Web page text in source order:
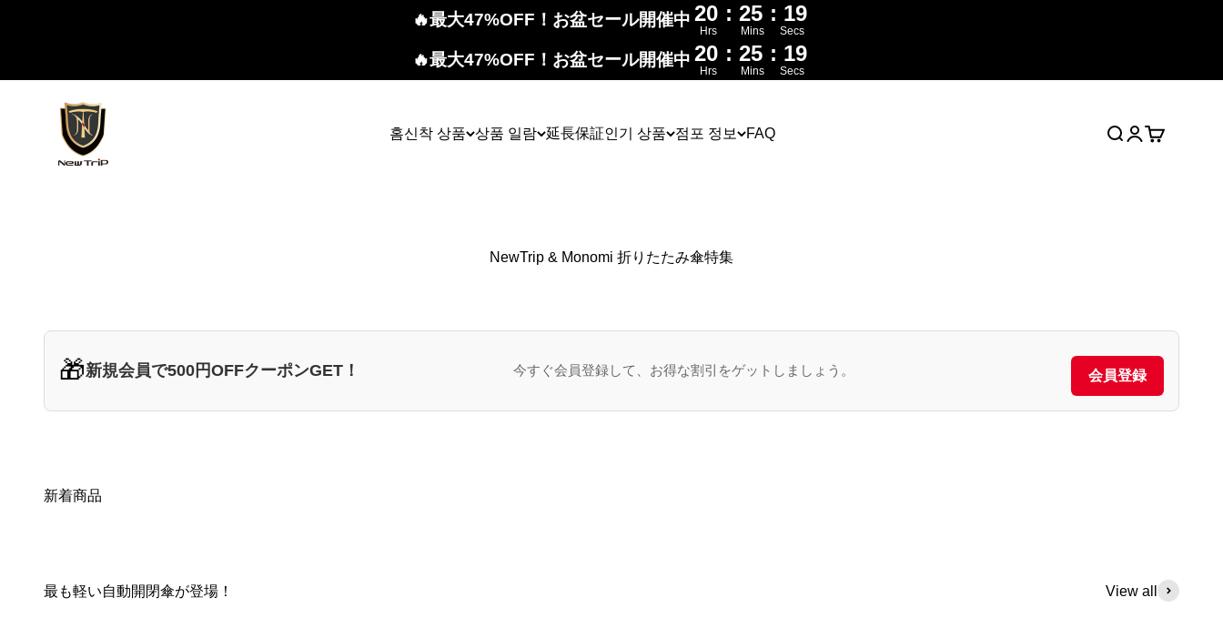
🔥最大47%OFF！お盆セール開催中 20 : 25 : 18
Hrs Mins Secs
🔥最大47%OFF！お盆セール開催中 20 : 25 : 18
Hrs Mins Secs
홈신착 상품 상품 일람 延長保証인기 상품 점포 정보 FAQ
New Trip
검색로그인장바구니
NewTrip & Monomi 折りたたみ傘特集
🎁新規会員で500円OFFクーポンGET！ 今すぐ会員登録して、お得な割引をゲットしましょう。 会員登録
新着商品
最も軽い自動開閉傘が登場！ View all